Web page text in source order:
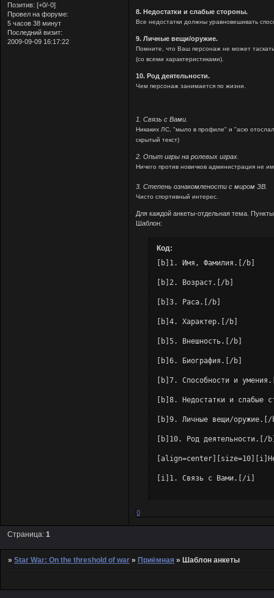
Позитив: [+0/-0]
Провел на форуме:
5 часов 38 минут
Последний визит:
2009-09-09 16:17:22
8. Недостатки и слабые стороны.
Все недостатки должны уравновешивать
9. Личные вещи/оружие.
Помните, что Ваш персонаж не может
(со всеми характеристиками).
10. Род деятельности.
Чем персонаж занимается по жизни.
1. Связь с Вами.
Никаких ЛС, "мыло в профиле" и "асю
скрытый текст)
2. Опыт игры на ролевых играх.
Ничего против новичков администрация не
3. Степень ознакомлености с миром ЗВ.
Чисто спортивный интерес.
Для каждой анкеты-отдельная тема.
Шаблон:
Код:
[b]1. Имя, Фамилия.[/b]
[b]2. Возраст.[/b]
[b]3. Раса.[/b]
[b]4. Характер.[/b]
[b]5. Внешность.[/b]
[b]6. Биография.[/b]
[b]7. Способности и
[b]8. Недостатки и слабые
[b]9. Личные вещи/
[b]10. Род деятельности.[/
[i]1. Связь с Вами.[/i]
[i]3. Степень
0
Страница:1
»Star War: On the threshold of war »Приёмная »Шаблон анкеты